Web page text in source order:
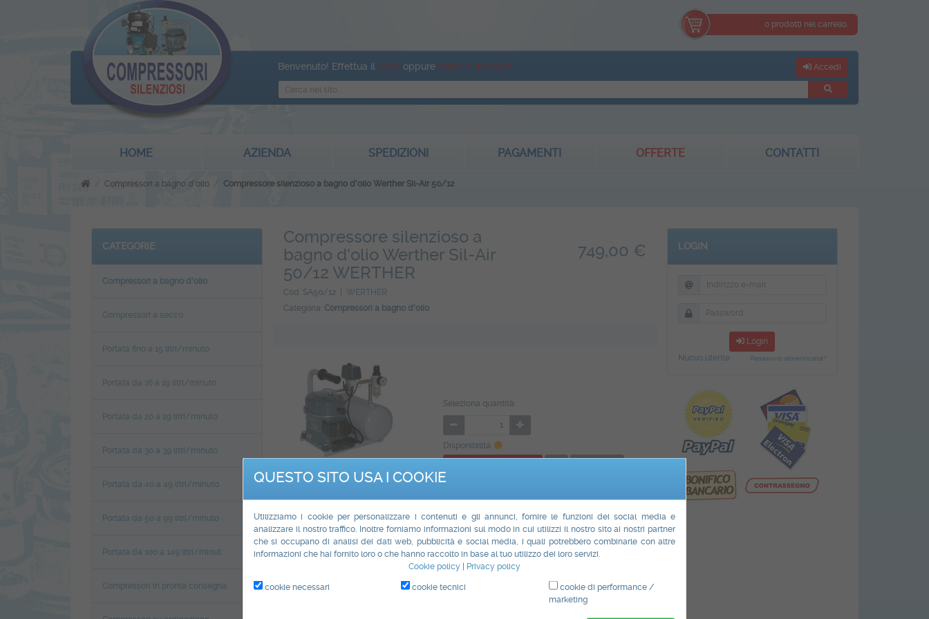
0 prodotti nel carrello.
Benvenuto! Effettua il login oppure crea un account Accedi
HOME AZIENDA SPEDIZIONI PAGAMENTI OFFERTE CONTATTI
Compressori a bagno d'olio Compressore silenzioso a bagno d'olio Werther Sil-Air 50/12
CATEGORIE
Compressori a bagno d'olio
Compressori a secco
Portata fino a 15 litri/minuto
Portata da 16 a 19 litri/minuto
Portata da 20 a 29 litri/minuto
Portata da 30 a 39 litri/minuto
Portata da 40 a 49 litri/minuto
Portata da 50 a 99 litri/minuto
Portata da 100 a 149 litri/minut
Compressori in pronta consegna
Compressore silenzioso a
bagno d'olio Werther Sil-Air
50/12 WERTHER
749,00 €
Cod. SA50/12 | WERTHER
Categoria: Compressori a bagno d'olio
Seleziona quantità:
Disponibilità:
COMPRESSORE SU ORDINAZIONE - DISPONIBILE IN 10
SETTIMANE CIRCA
MODELLO CON SERBATOIO ORIZZONTALE.
LOGIN
Login
Nuovo utente
Password dimenticata?
QUESTO SITO USA I COOKIE
Utilizziamo i cookie per personalizzare i contenuti e gli annunci, fornire le funzioni dei social media e
analizzare il nostro traffico. Inoltre forniamo informazioni sul modo in cui utilizzi il nostro sito ai nostri partner
che si occupano di analisi dei dati web, pubblicità e social media, i quali potrebbero combinarle con altre
informazioni che hai fornito loro o che hanno raccolto in base al tuo utilizzo dei loro servizi.
Cookie policy | Privacy policy
cookie necessari cookie tecnici
cookie di performance /
marketing